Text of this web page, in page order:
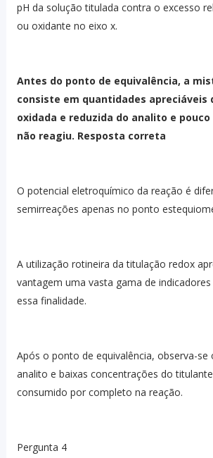
pH da solução titulada contra o excesso
ou oxidante no eixo x.
Antes do ponto de equivalência, a
consiste em quantidades apreciáveis
oxidada e reduzida do analito e
não reagiu. Resposta correta
O potencial eletroquímico da reação é
semirreações apenas no ponto
A utilização rotineira da titulação redox
vantagem uma vasta gama de
essa finalidade.
Após o ponto de equivalência, observa-se
analito e baixas concentrações do
consumido por completo na reação.
Pergunta 4